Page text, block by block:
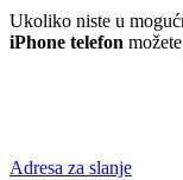
Ukoliko niste u
iPhone telefon
Adresa za slanje